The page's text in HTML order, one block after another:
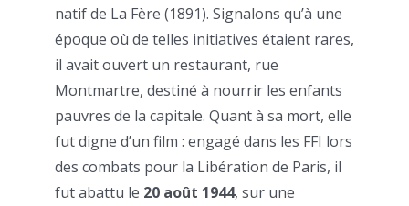
natif de La Fère (1891). Signalons qu’à une
époque où de telles initiatives étaient rares,
il avait ouvert un restaurant, rue
Montmartre, destiné à nourrir les enfants
pauvres de la capitale. Quant à sa mort, elle
fut digne d’un film : engagé dans les FFI lors
des combats pour la Libération de Paris, il
fut abattu le 20 août 1944, sur une